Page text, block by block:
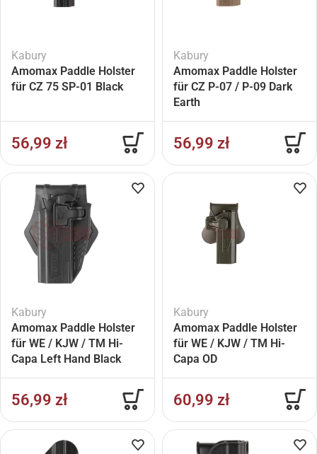
Kabury
Amomax Paddle Holster
für CZ 75 SP-01 Black
56,99 zł
Kabury
Amomax Paddle Holster
für CZ P-07 / P-09 Dark
Earth
56,99 zł
Kabury
Amomax Paddle Holster
für WE / KJW / TM Hi-
Capa Left Hand Black
56,99 zł
Kabury
Amomax Paddle Holster
für WE / KJW / TM Hi-
Capa OD
60,99 zł